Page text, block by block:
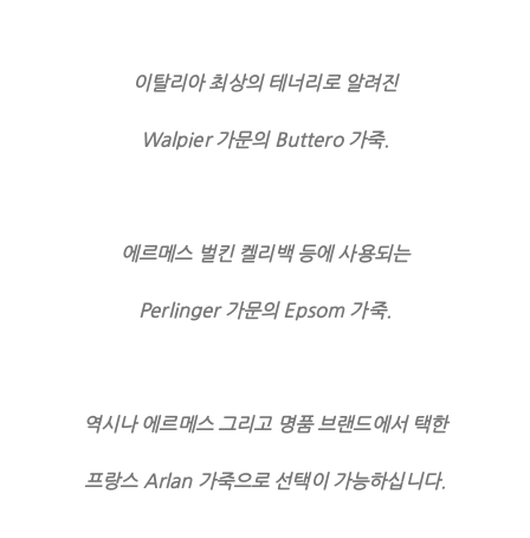
이탈리아 최상의 테너리로 알려진
Walpier 가문의 Buttero 가죽.
에르메스 벌킨 켈리백 등에 사용되는
Perlinger 가문의 Epsom 가죽.
역시나 에르메스 그리고 명품 브랜드에서 택한
프랑스 Arlan 가죽으로 선택이 가능하십니다.